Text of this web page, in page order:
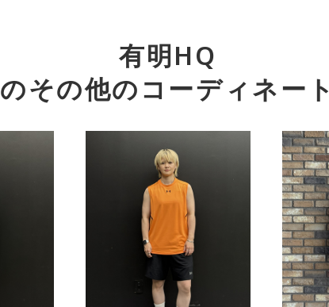
有明HQ
のその他のコーディネート